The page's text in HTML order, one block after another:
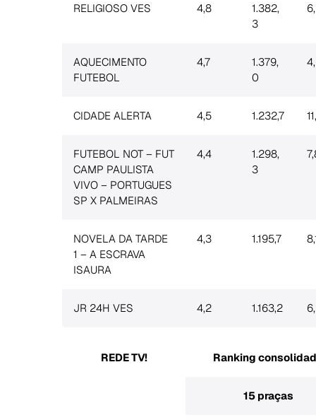
RELIGIOSO VES 4,8
1.382,
3
AQUECIMENTO
FUTEBOL
4,7
1.379,
0
CIDADE ALERTA 4,5 1.232,7
FUTEBOL NOT – FUT
CAMP PAULISTA
VIVO – PORTUGUES
SP X PALMEIRAS
4,4
1.298,
3
NOVELA DA TARDE
1 – A ESCRAVA
ISAURA
4,3 1.195,7
JR 24H VES 4,2 1.163,2
REDE TV! Ranking
15 praças